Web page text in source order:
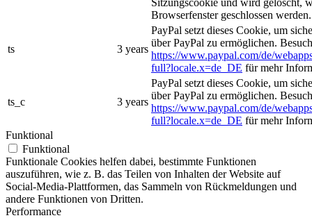
Sitzungscookie und wird gelöscht,
Browserfenster geschlossen werden.
ts 3 years
PayPal setzt dieses Cookie, um
über PayPal zu ermöglichen.
https://www.paypal.com/de/
full?locale.x=de_DE für mehr
ts_c 3 years
PayPal setzt dieses Cookie, um
über PayPal zu ermöglichen.
https://www.paypal.com/de/
full?locale.x=de_DE für mehr
Funktional
Funktional
Funktionale Cookies helfen dabei, bestimmte Funktionen
auszuführen, wie z. B. das Teilen von Inhalten der Website auf
Social-Media-Plattformen, das Sammeln von Rückmeldungen und
andere Funktionen von Dritten.
Performance